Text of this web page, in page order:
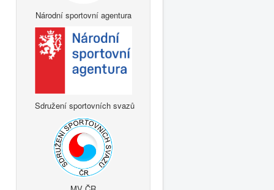
Národní sportovní agentura
Sdružení sportovních svazů